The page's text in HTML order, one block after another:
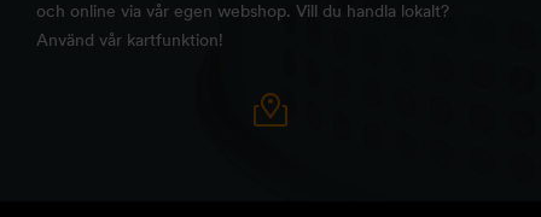
och online via vår egen webshop. Vill du handla lokalt?
Använd vår kartfunktion!